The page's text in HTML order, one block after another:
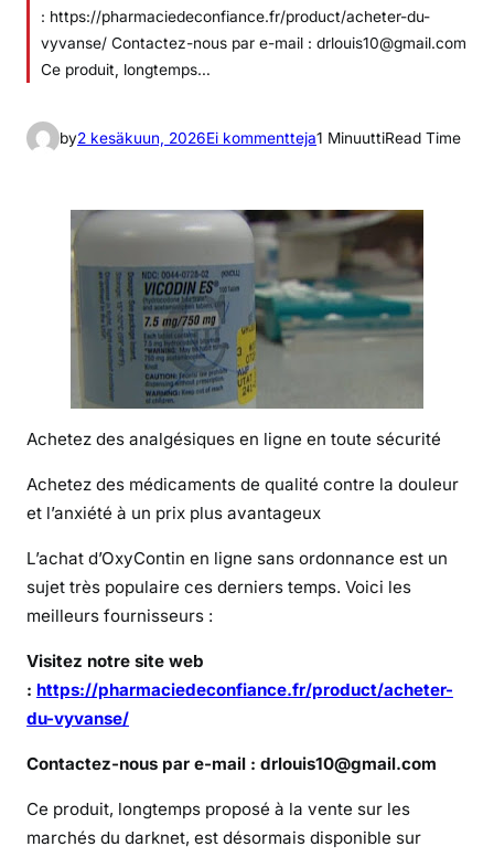
: https://pharmaciedeconfiance.fr/product/acheter-du-
vyvanse/ Contactez-nous par e-mail : drlouis10@gmail.com
Ce produit, longtemps…
by2 kesäkuun, 2026Ei kommenttejaa
i
e
l
h
e
e
r
i
d
1 MinuuttiRead Time
Achetez des analgésiques en ligne en toute sécurité
Achetez des médicaments de qualité contre la douleur
et l’anxiété à un prix plus avantageux
L’achat d’OxyContin en ligne sans ordonnance est un
sujet très populaire ces derniers temps. Voici les
meilleurs fournisseurs :
Visitez notre site web
: https://pharmaciedeconfiance.fr/product/acheter-
du-vyvanse/
Contactez-nous par e-mail : drlouis10@gmail.com
Ce produit, longtemps proposé à la vente sur les
marchés du darknet, est désormais disponible sur